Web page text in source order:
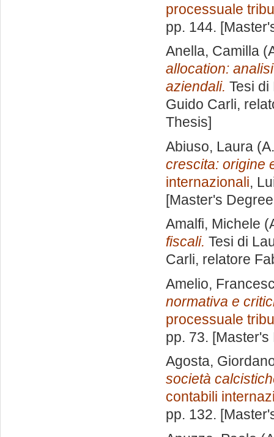
processuale
pp. 144.
Anella, Camilla
allocation:
aziendali. Tesi
Guido Carli,
Thesis]
Abiuso, Laura
crescita: origine
internazionali,
[Master's
Amalfi, Michele
fiscali. Tesi di
Carli, relatore
Amelio,
normativa e
processuale
pp. 73.
Agosta,
società
contabili
pp. 132.